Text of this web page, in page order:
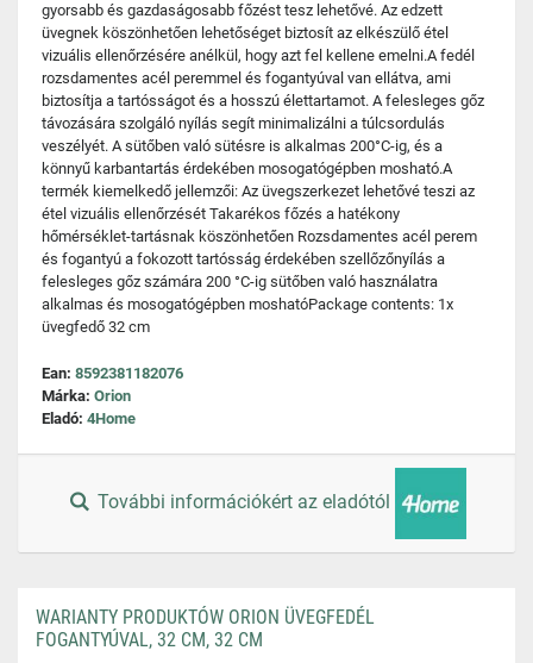
gyorsabb és gazdaságosabb főzést tesz lehetővé. Az edzett
üvegnek köszönhetően lehetőséget biztosít az elkészülő étel
vizuális ellenőrzésére anélkül, hogy azt fel kellene emelni.A fedél
rozsdamentes acél peremmel és fogantyúval van ellátva, ami
biztosítja a tartósságot és a hosszú élettartamot. A felesleges gőz
távozására szolgáló nyílás segít minimalizálni a túlcsordulás
veszélyét. A sütőben való sütésre is alkalmas 200°C-ig, és a
könnyű karbantartás érdekében mosogatógépben mosható.A
termék kiemelkedő jellemzői: Az üvegszerkezet lehetővé teszi az
étel vizuális ellenőrzését Takarékos főzés a hatékony
hőmérséklet-tartásnak köszönhetően Rozsdamentes acél perem
és fogantyú a fokozott tartósság érdekében szellőzőnyílás a
felesleges gőz számára 200 °C-ig sütőben való használatra
alkalmas és mosogatógépben moshatóPackage contents: 1x
üvegfedő 32 cm
Ean: 8592381182076
Márka: Orion
Eladó: 4Home
További információkért az eladótól
WARIANTY PRODUKTÓW ORION ÜVEGFEDÉL
FOGANTYÚVAL, 32 CM, 32 CM